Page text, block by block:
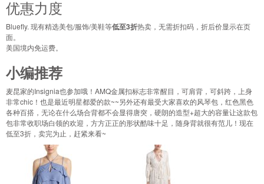
优惠力度
Bluefly. 现有精选美包/服饰/美鞋等低至3折热卖，无需折扣码，折后价显示在页
面。
美国境内免运费。
小编推荐
麦昆家的Insignia也参加哦！AMQ金属扣标志非常醒目，可肩背，可斜跨，上身
非常chic！也是最近明星都爱的款~~另外还有最受大家喜欢的风琴包，红色黑色
各种百搭，无论在什么场合背都不会显得唐突，硬朗的造型+超大的容量让这款包
包非常收职场白领的欢迎，方方正正的形状酷味十足，随身背就很有范儿！现在
低至3折，卖完为止，赶紧来看~